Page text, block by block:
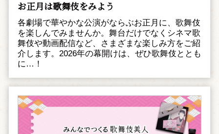
お正月は歌舞伎をみよう
各劇場で華やかな公演がならぶお正月に、歌舞伎
を楽しんでみませんか。舞台だけでなくシネマ歌
舞伎や動画配信など、さまざまな楽しみ方をご紹
介します。2026年の幕開けは、ぜひ歌舞伎ととも
に…！